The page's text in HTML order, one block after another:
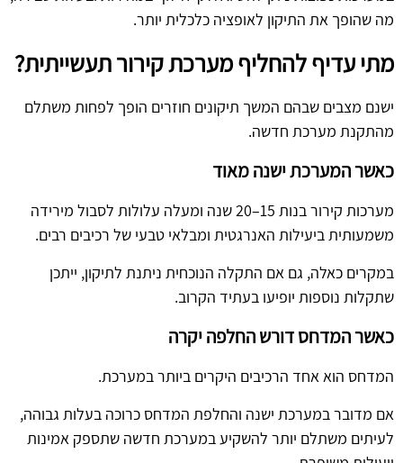
מה שהופך את התיקון לאופציה כלכלית יותר.
מתי עדיף להחליף מערכת קירור תעשייתית?
ישנם מצבים שבהם המשך תיקונים חוזרים הופך לפחות משתלם
מהתקנת מערכת חדשה.
כאשר המערכת ישנה מאוד
מערכות קירור בנות 15–20 שנה ומעלה עלולות לסבול מירידה
משמעותית ביעילות האנרגטית ומבלאי טבעי של רכיבים רבים.
במקרים כאלה, גם אם התקלה הנוכחית ניתנת לתיקון, ייתכן
שתקלות נוספות יופיעו בעתיד הקרוב.
כאשר המדחס דורש החלפה יקרה
המדחס הוא אחד הרכיבים היקרים ביותר במערכת.
אם מדובר במערכת ישנה והחלפת המדחס כרוכה בעלות גבוהה,
לעיתים משתלם יותר להשקיע במערכת חדשה שתספק אמינות